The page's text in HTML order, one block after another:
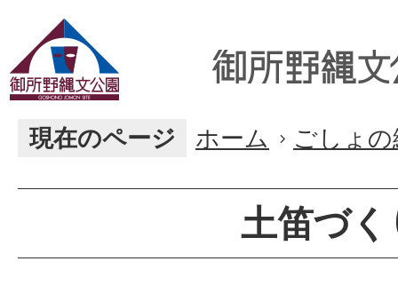
現在のページ ホーム ごしょ
土笛づく